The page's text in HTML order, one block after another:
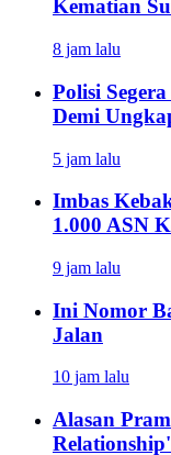
Kematian
8 jam lalu
Polisi
Demi
5 jam lalu
Imbas
1.000 ASN
9 jam lalu
Ini Nomor
Jalan
10 jam lalu
Alasan
Relationship'